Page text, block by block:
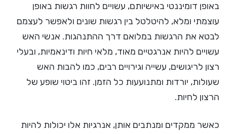
באופן דומיננטי באישיותם, עשויים לחוות רגשות באופן
עוצמתי ומלא, להיטלטל בין רגשות שונים ולאפשר לעצמם
לבטא את הרגשות במלואם דרך ההתנהגות. אנשי האש
עשויים להיות אנרגטיים מאוד, מלאי חיות ודינאמיות, ובעלי
רצון לריגושים, עשייה וגירויים רבים, כמו להבות האש
שעולות, יורדות ומתנועעות כל הזמן. זהו ביטוי שופע של
הרצון לחיות.
כאשר ממקדים ומנתבים אותן, אנרגיות אלו יכולות להיות